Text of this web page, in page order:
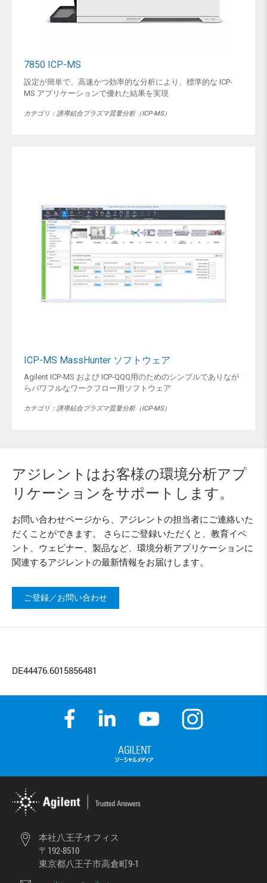
7850 ICP-MS
設定が簡単で、高速かつ効率的な分析により、標準的な ICP-
MS アプリケーションで優れた結果を実現
カテゴリ：誘導結合プラズマ質量分析（ICP-MS）
ICP-MS MassHunter ソフトウェア
Agilent ICP-MS および ICP-QQQ用のためのシンプルでありなが
らパワフルなワークフロー用ソフトウェア​
カテゴリ：誘導結合プラズマ質量分析（ICP-MS）
アジレントはお客様の環境分析アプ
リケーションをサポートします。
お問い合わせページから、アジレントの担当者にご連絡いた
だくことができます。 さらにご登録いただくと、教育イベ
ント、ウェビナー、製品など、環境分析アプリケーションに
関連するアジレントの最新情報をお届けします。
ご登録／お問い合わせ
DE44476.6015856481
本社八王子オフィス
〒192-8510
東京都八王子市高倉町9-1